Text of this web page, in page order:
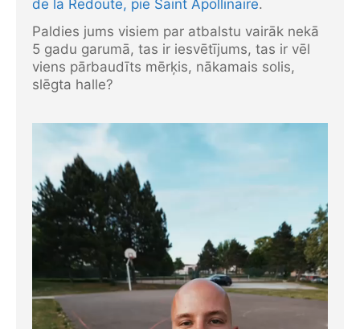
de la Redoute, pie Saint Apollinaire.
Paldies jums visiem par atbalstu vairāk nekā
5 gadu garumā, tas ir iesvētījums, tas ir vēl
viens pārbaudīts mērķis, nākamais solis,
slēgta halle?